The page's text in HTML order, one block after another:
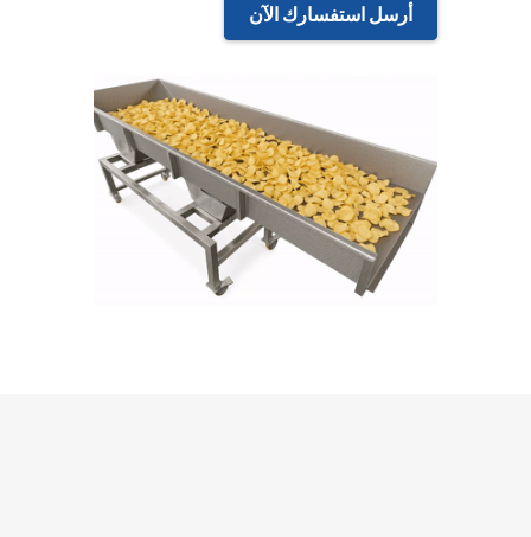
أرسل استفسارك الآن